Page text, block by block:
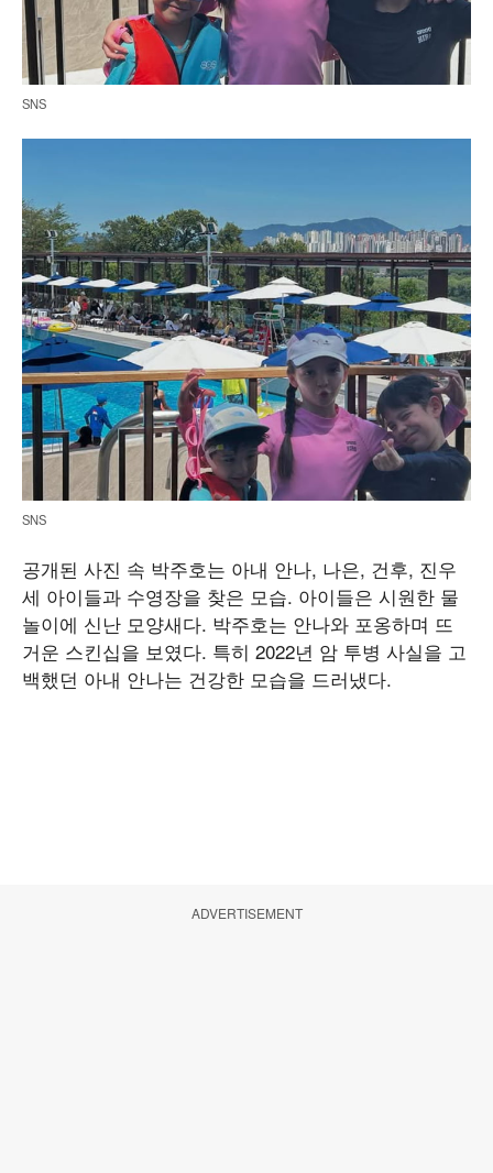
SNS
SNS
공개된 사진 속 박주호는 아내 안나, 나은, 건후, 진우
세 아이들과 수영장을 찾은 모습. 아이들은 시원한 물
놀이에 신난 모양새다. 박주호는 안나와 포옹하며 뜨
거운 스킨십을 보였다. 특히 2022년 암 투병 사실을 고
백했던 아내 안나는 건강한 모습을 드러냈다.
ADVERTISEMENT